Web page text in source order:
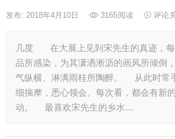
发布: 2018年4月10日 3165阅读 评论
几度 在大展上见到宋先生的真迹，每
品所感染，为其潇洒淅沥的画风所倾倒
气纵横、淋漓雨桂所陶醉。 从此时常
细揣摩，悉心领会。每次看，都会有新
动。 最喜欢宋先生的乡水…